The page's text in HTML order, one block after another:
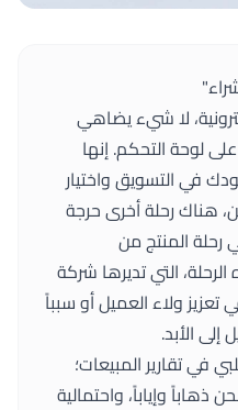
لا شيء يضاهي
لوحة التحكم. إنها
في التسويق واختيار
هناك رحلة أخرى حرجة
رحلة المنتج من
التي تديرها شركة
ولاء العميل أو سبباً
الأبد.
في تقارير المبيعات؛
وإياباً، واحتمالية